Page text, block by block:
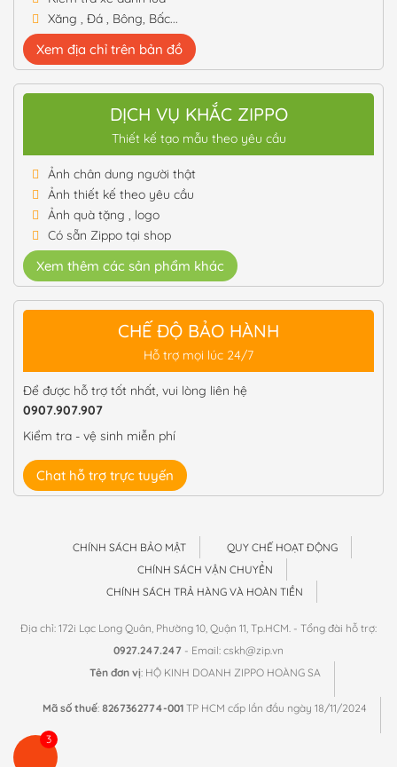
Xăng , Đá , Bông, Bấc...
Xem địa chỉ trên bản đồ
DỊCH VỤ KHẮC ZIPPO
Thiết kế tạo mẫu theo yêu cầu
Ảnh chân dung người thật
Ảnh thiết kế theo yêu cầu
Ảnh quà tặng , logo
Có sẵn Zippo tại shop
Xem thêm các sản phẩm khác
CHẾ ĐỘ BẢO HÀNH
Hỗ trợ mọi lúc 24/7
Để được hỗ trợ tốt nhất, vui lòng liên hệ
0907.907.907
Kiểm tra - vệ sinh miễn phí
Chat hỗ trợ trực tuyến
CHÍNH SÁCH BẢO MẬT
QUY CHẾ HOẠT ĐỘNG
CHÍNH SÁCH VẬN CHUYỂN
CHÍNH SÁCH TRẢ HÀNG VÀ HOÀN TIỀN
Địa chỉ: 172i Lạc Long Quân, Phường 10, Quận 11, Tp.HCM. - Tổng đài hỗ trợ:
0927.247.247 - Email: cskh@zip.vn
Tên đơn vị: HỘ KINH DOANH ZIPPO HOÀNG SA
Mã số thuế:8267362774-001TP HCM cấp lần đầu ngày 18/11/2024
3